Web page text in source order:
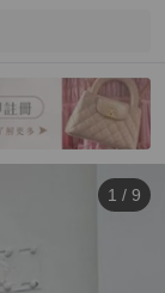
1 / 9